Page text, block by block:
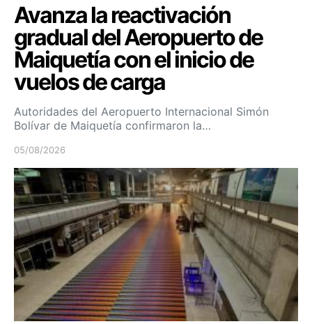
Avanza la reactivación
gradual del Aeropuerto de
Maiquetía con el inicio de
vuelos de carga
Autoridades del Aeropuerto Internacional Simón
Bolívar de Maiquetía confirmaron la…
05/08/2026